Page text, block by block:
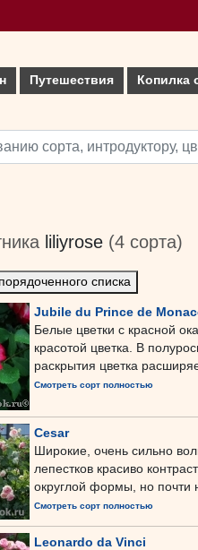
Путешествия Копилка
liliyrose (4 сорта)
списка
Jubile du Prince de
Белые цветки с красной
красотой цветка. В
раскрытия цветка
Смотреть сорт полностью
Cesar
Широкие, очень сильно
лепестков красиво
округлой формы, но почти
Смотреть сорт полностью
Leonardo da Vinci